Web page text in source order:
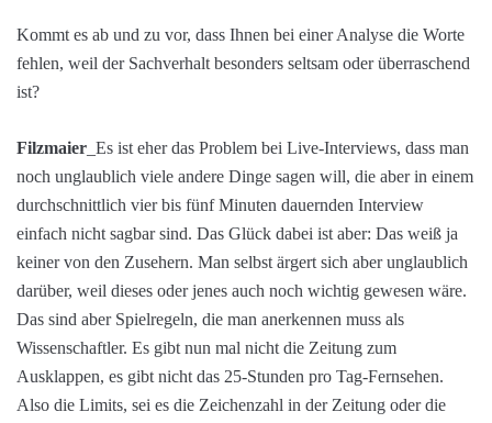
Kommt es ab und zu vor, dass Ihnen bei einer Analyse die Worte
fehlen, weil der Sachverhalt besonders seltsam oder überraschend
ist?
Filzmaier _Es ist eher das Problem bei Live-Interviews, dass man
noch unglaublich viele andere Dinge sagen will, die aber in einem
durchschnittlich vier bis fünf Minuten dauernden Interview
einfach nicht sagbar sind. Das Glück dabei ist aber: Das weiß ja
keiner von den Zusehern. Man selbst ärgert sich aber unglaublich
darüber, weil dieses oder jenes auch noch wichtig gewesen wäre.
Das sind aber Spielregeln, die man anerkennen muss als
Wissenschaftler. Es gibt nun mal nicht die Zeitung zum
Ausklappen, es gibt nicht das 25-Stunden pro Tag-Fernsehen.
Also die Limits, sei es die Zeichenzahl in der Zeitung oder die